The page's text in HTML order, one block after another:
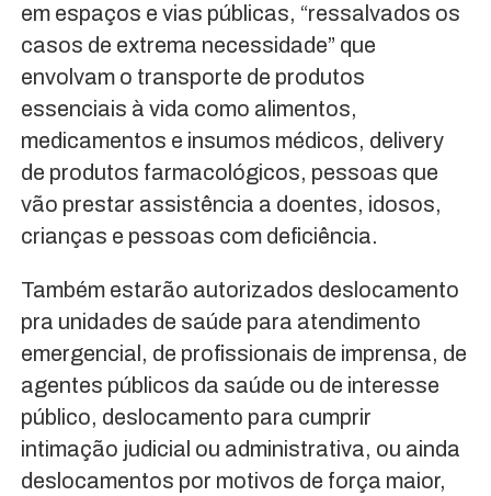
em espaços e vias públicas, “ressalvados os
casos de extrema necessidade” que
envolvam o transporte de produtos
essenciais à vida como alimentos,
medicamentos e insumos médicos, delivery
de produtos farmacológicos, pessoas que
vão prestar assistência a doentes, idosos,
crianças e pessoas com deficiência.
Também estarão autorizados deslocamento
pra unidades de saúde para atendimento
emergencial, de profissionais de imprensa, de
agentes públicos da saúde ou de interesse
público, deslocamento para cumprir
intimação judicial ou administrativa, ou ainda
deslocamentos por motivos de força maior,